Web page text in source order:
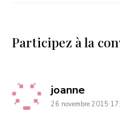
Participez à la
joannedit
:
26 novembre 2015